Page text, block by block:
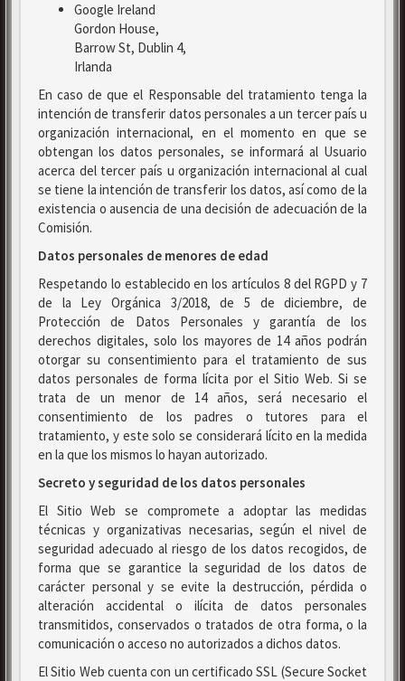
Google Ireland
Gordon House,
Barrow St, Dublin 4,
Irlanda
En caso de que el Responsable del tratamiento tenga la
intención de transferir datos personales a un tercer país u
organización internacional, en el momento en que se
obtengan los datos personales, se informará al Usuario
acerca del tercer país u organización internacional al cual
se tiene la intención de transferir los datos, así como de la
existencia o ausencia de una decisión de adecuación de la
Comisión.
Datos personales de menores de edad
Respetando lo establecido en los artículos 8 del RGPD y 7
de la Ley Orgánica 3/2018, de 5 de diciembre, de
Protección de Datos Personales y garantía de los
derechos digitales, solo los mayores de 14 años podrán
otorgar su consentimiento para el tratamiento de sus
datos personales de forma lícita por el Sitio Web. Si se
trata de un menor de 14 años, será necesario el
consentimiento de los padres o tutores para el
tratamiento, y este solo se considerará lícito en la medida
en la que los mismos lo hayan autorizado.
Secreto y seguridad de los datos personales
El Sitio Web se compromete a adoptar las medidas
técnicas y organizativas necesarias, según el nivel de
seguridad adecuado al riesgo de los datos recogidos, de
forma que se garantice la seguridad de los datos de
carácter personal y se evite la destrucción, pérdida o
alteración accidental o ilícita de datos personales
transmitidos, conservados o tratados de otra forma, o la
comunicación o acceso no autorizados a dichos datos.
El Sitio Web cuenta con un certificado SSL (Secure Socket